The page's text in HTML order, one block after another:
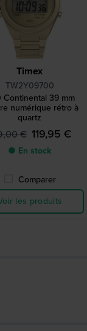
Timex
TW2Y09700
Continental 39 mm
numérique rétro à
quartz
€ 119,95 €
● En stock
Comparer
les produits